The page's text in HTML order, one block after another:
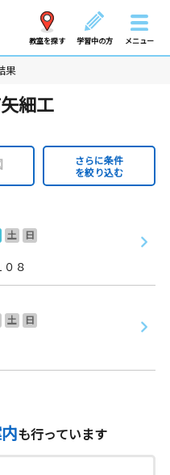
教室を探す 学習中の方 メニュー
果
細工
さらに条件
を絞り込む
土
日
８
土
日
も行っています